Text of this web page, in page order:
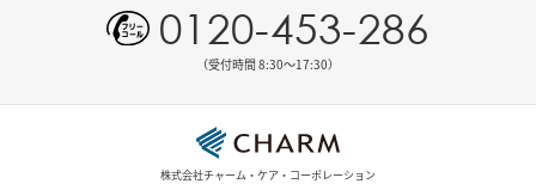
0120-453-286
（受付時間 8:30〜17:30）
株式会社チャーム・ケア・コーポレーション